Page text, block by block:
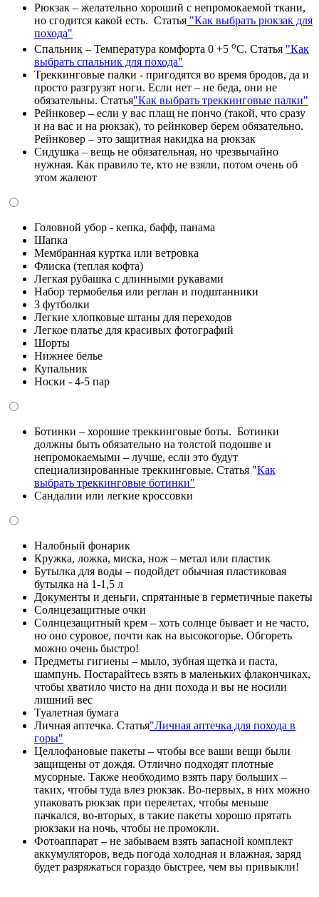
Рюкзак – желательно хороший с непромокаемой ткани,
но сгодится какой есть. Статья "Как выбрать рюкзак для
похода"
Спальник – Температура комфорта 0 +5 оС. Статья "Как
выбрать спальник для похода"
Треккинговые палки - пригодятся во время бродов, да и
просто разгрузят ноги. Если нет – не беда, они не
обязательны. Статья"Как выбрать треккинговые палки"
Рейнковер – если у вас плащ не пончо (такой, что сразу
и на вас и на рюкзак), то рейнковер берем обязательно.
Рейнковер – это защитная накидка на рюкзак
Сидушка – вещь не обязательная, но чрезвычайно
нужная. Как правило те, кто не взяли, потом очень об
этом жалеют
Головной убор - кепка, бафф, панама
Шапка
Мембранная куртка или ветровка
Флиска (теплая кофта)
Легкая рубашка с длинными рукавами
Набор термобелья или реглан и подштанники
3 футболки
Легкие хлопковые штаны для переходов
Легкое платье для красивых фотографий
Шорты
Нижнее белье
Купальник
Носки - 4-5 пар
Ботинки – хорошие треккинговые боты. Ботинки
должны быть обязательно на толстой подошве и
непромокаемыми – лучше, если это будут
специализированные треккинговые. Статья "Как
выбрать треккинговые ботинки"
Сандалии или легкие кроссовки
Налобный фонарик
Кружка, ложка, миска, нож – метал или пластик
Бутылка для воды – подойдет обычная пластиковая
бутылка на 1-1,5 л
Документы и деньги, спрятанные в герметичные пакеты
Солнцезащитные очки
Солнцезащитный крем – хоть солнце бывает и не часто,
но оно суровое, почти как на высокогорье. Обгореть
можно очень быстро!
Предметы гигиены – мыло, зубная щетка и паста,
шампунь. Постарайтесь взять в маленьких флакончиках,
чтобы хватило чисто на дни похода и вы не носили
лишний вес
Туалетная бумага
Личная аптечка. Статья"Личная аптечка для похода в
горы"
Целлофановые пакеты – чтобы все ваши вещи были
защищены от дождя. Отлично подходят плотные
мусорные. Также необходимо взять пару больших –
таких, чтобы туда влез рюкзак. Во-первых, в них можно
упаковать рюкзак при перелетах, чтобы меньше
пачкался, во-вторых, в такие пакеты хорошо прятать
рюкзаки на ночь, чтобы не промокли.
Фотоаппарат – не забываем взять запасной комплект
аккумуляторов, ведь погода холодная и влажная, заряд
будет разряжаться гораздо быстрее, чем вы привыкли!